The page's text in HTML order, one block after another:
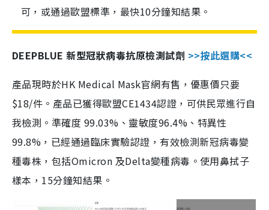
可，或通過歐盟標準，最快10分鐘知結果。
DEEPBLUE 新型冠狀病毒抗原檢測試劑 >>按此選購<<
產品現時於HK Medical Mask官網有售，優惠價只要
$18/件。產品已獲得歐盟CE1434認證，可供民眾進行自
我檢測。準確度 99.03%、靈敏度96.4%、特異性
99.8%，已經通過臨床實驗認證，有效檢測新冠病毒變
種毒株，包括Omicron 及Delta變種病毒。使用鼻拭子
樣本，15分鐘知結果。